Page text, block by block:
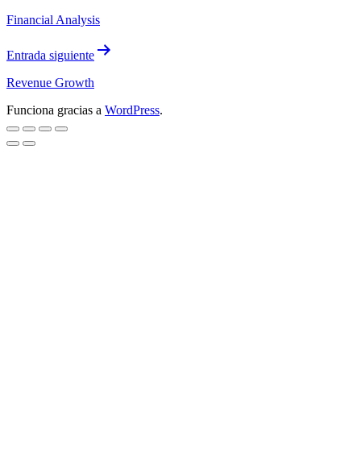
entradas
Financial Analysis
Entrada siguiente
Revenue Growth
Funciona gracias a WordPress.